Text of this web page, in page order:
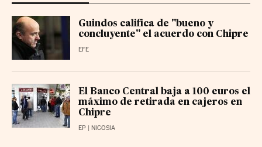
Guindos califica de "bueno y
concluyente" el acuerdo con Chipre
EFE
El Banco Central baja a 100 euros el
máximo de retirada en cajeros en
Chipre
EP | NICOSIA